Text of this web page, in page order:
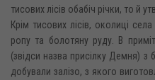
тисових лісів обабіч річки, то й
Крім тисових лісів, околиці
ропу та болотяну руду. В
(звідси назва присілку Демня) з
добували залізо, з якого